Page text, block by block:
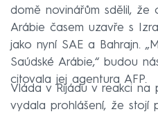
domě novinářům sdělil, že
Arábie časem uzavře s
jako nyní SAE a Bahrajn.
Saúdské Arábie,“ budou
citovala jej agentura AFP.
Vláda v Rijádu v reakci na
vydala prohlášení, že stojí